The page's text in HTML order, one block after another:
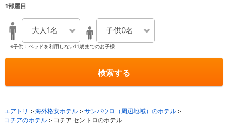
1部屋目
大人1名 子供0名
※子供：ベッドを利用しない11歳までのお子様
検索する
エアトリ 海外格安ホテル
サンパウロ（周辺地域）のホテル
コチアのホテル
コチア セントロのホテル